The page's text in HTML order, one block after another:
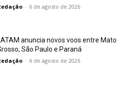
- 6 de agosto de 2026
anuncia novos voos entre Mato
São Paulo e Paraná
- 6 de agosto de 2026